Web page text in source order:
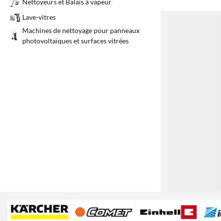
Nettoyeurs et Balais à vapeur
Lave-vitres
Machines de nettoyage pour panneaux
photovoltaïques et surfaces vitrées